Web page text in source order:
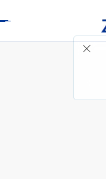
DEFY EXTREME DIVER -